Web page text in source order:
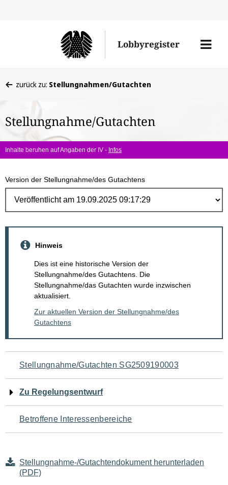
Lobbyregister
Menü
befinden
hier:
zurück zu: Stellungnahmen/Gutachten
Stellungnahme/Gutachten
Inhalte beruhen auf Angaben der IV - Infos
Version der Stellungnahme/des Gutachtens
Hinweis
Dies ist eine historische Version der
Stellungnahme/des Gutachtens. Die
Stellungnahme/das Gutachten wurde inzwischen
aktualisiert.
Zur aktuellen Version der Stellungnahme/des
Gutachtens
Navigation
für
den
Seiteninhalt
Stellungnahme/Gutachten SG2509190003
Zu Regelungsentwurf
Betroffene Interessenbereiche
Stellungnahme-/Gutachtendokument herunterladen
(PDF)